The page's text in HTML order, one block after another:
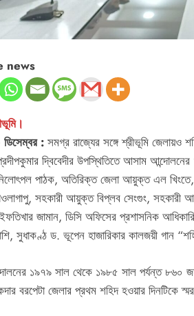
news
ডিসেম্বর : সমগ্র রাজ্যের সঙ্গে শ্রীভূমি জেলায়ও
দ্বিবেদীর উপস্থিতিতে আসাম
পাঠক, অতিরিক্ত জেলা আয়ুক্ত এল
সহকারী আয়ুক্ত বিপ্লব সেংগুং, সহকারী
জামান, ডিসি অফিসের প্রশাসনিক
সুধাকণ্ঠ ড. ভূপেন হাজারিকার কালজয়ী গান
১৯৭৯ সাল থেকে ১৯৮৫ সাল পর্যন্ত ৮৬০
বরপেটা জেলার প্রথম শহিদ হওয়ার